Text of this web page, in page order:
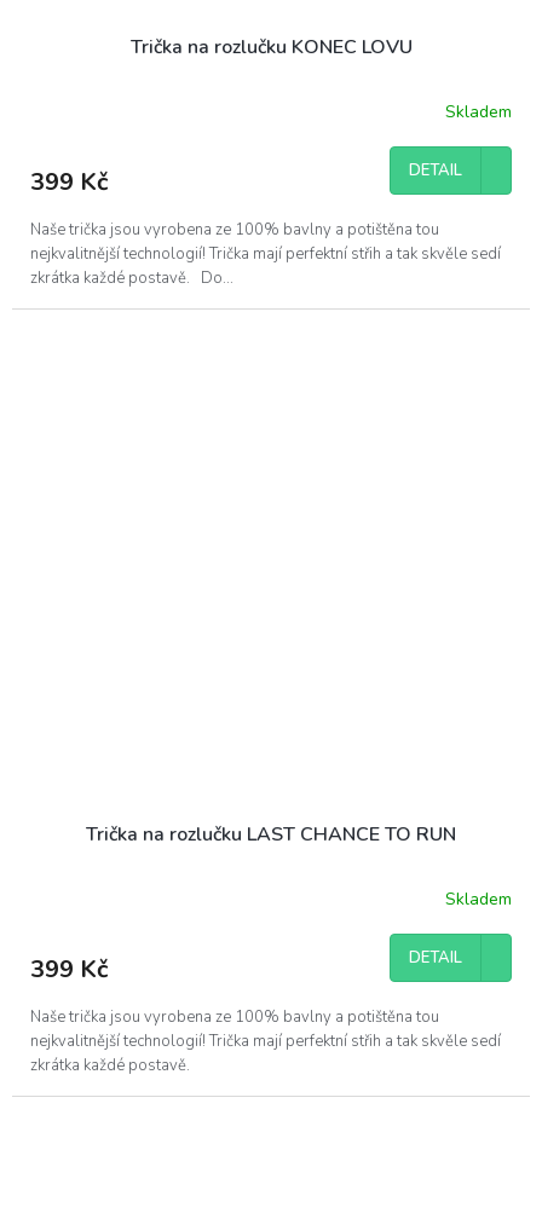
Trička na rozlučku KONEC LOVU
Skladem
399 Kč DETAIL
Naše trička jsou vyrobena ze 100% bavlny a potištěna tou
nejkvalitnější technologií! Trička mají perfektní střih a tak skvěle sedí
zkrátka každé postavě. Do...
Trička na rozlučku LAST CHANCE TO RUN
Skladem
399 Kč DETAIL
Naše trička jsou vyrobena ze 100% bavlny a potištěna tou
nejkvalitnější technologií! Trička mají perfektní střih a tak skvěle sedí
zkrátka každé postavě.